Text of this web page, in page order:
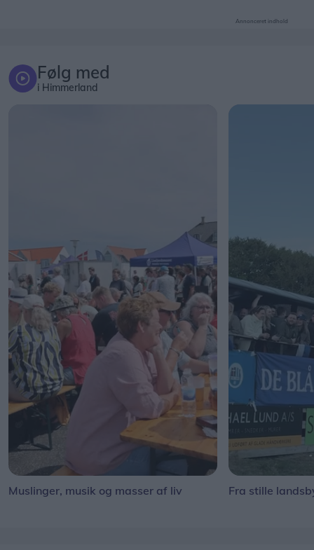
Annonceret indhold
Følg med
i Himmerland
Muslinger, musik og masser af liv Fra stille